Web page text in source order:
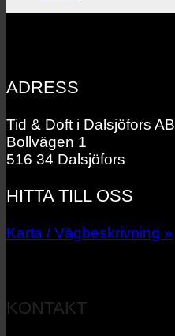
ADRESS
Tid & Doft i Dalsjöfors AB
Bollvägen 1
516 34 Dalsjöfors
HITTA TILL OSS
Karta / Vägbeskrivning »
KONTAKT